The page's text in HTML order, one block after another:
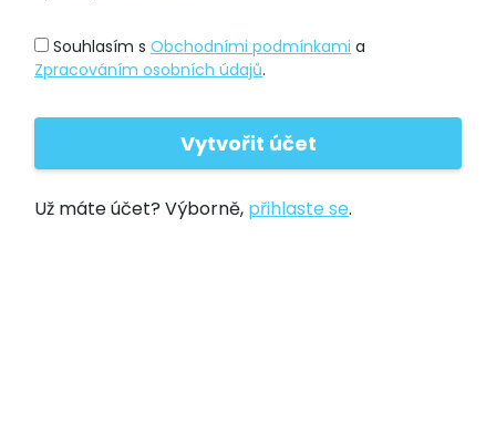
Souhlasím s Obchodními podmínkami a
Zpracováním osobních údajů.
Už máte účet? Výborně, přihlaste se.